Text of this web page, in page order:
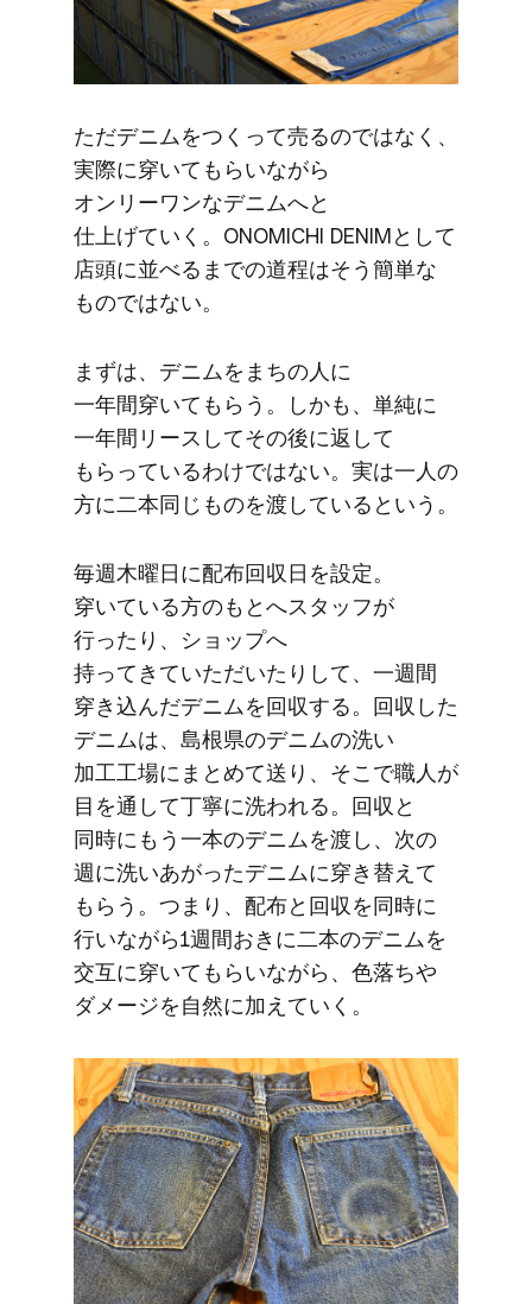
ただデニムを​つくって​売るのではなく、​
実際に​穿いて​もらいながら​
オンリーワンな​デニムへと​
仕上げていく。​ONOMICHI DENIMと​して​
店頭に​並べるまでの​道程は​そう​簡単な​
ものではない。
まずは、​デニムを​まちの​人に​
一年間穿いて​もらう。​しかも、​単純に​
一年間リースして​その​後に​返して​
もらっているわけではない。​実は​一人の​
方に​二本同じ​ものを​渡していると​いう。
毎週​木曜日に​配布回収日を​設定。​
穿いている方のもと​へスタッフが​
行ったり、​ショップへ​
持ってきていただいたりして、​一週間​
穿き​込んだ​デニムを​回収する。​回収した​
デニムは、​島根県の​デニムの​洗い​
加工工場に​まとめて​送り、​そこで​職人が​
目を​通して​丁寧に​洗われる。​回収と​
同時に​もう​一本の​デニムを​渡し、​次の​
週に​洗い​あがった​デニムに​穿き替えて​
もらう。​つまり、​配布と​回収を​同時に​
行いながら​1週間​おきに​二本の​デニムを​
交互に​穿いて​もらいながら、​色落ちや​
ダメージを​自然に​加えていく。